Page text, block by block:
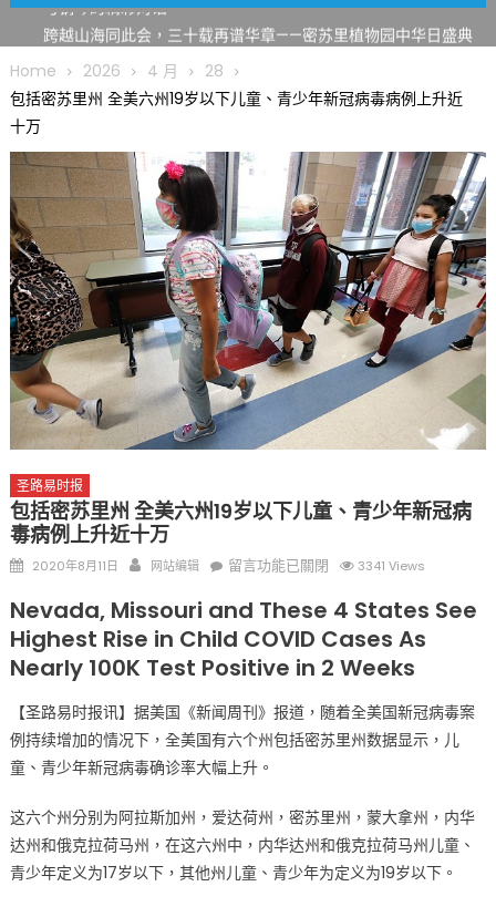
跨越山海同此会，三十载再谱华章——密苏里植物园中华日盛典
圣路易龙舟俱乐部5月16日龙舟体验日 邀请各界亲身体验划行乐
趣 + 水上竞速魅力
执掌密苏里植物园近四十年 致力推动全球植物多样性研究与中美
合作 Peter Raven 博士逝世 享年89岁
一晃三十年，初夏又相逢。中华日，等你来赴约 —— 密苏里植物
园“中华日三十周年特别报道（五）
筝声与琴韵交汇：刘励(Li Statler)与钢琴家Darek演绎一场古筝
与钢琴的精彩对话
Home 2026 4 月
28
包括密苏里州 全美六州19岁以下儿童、青少年新冠病毒病例上升近
十万
圣路易时报
包括密苏里州 全美六州19岁以下儿童、青少年新冠病
毒病例上升近十万
Posted
2020年8月11日 Author
网站编辑
在
括
密
苏
州
全
美
州
19
岁
留言功能已關閉 3341 Views
Nevada, Missouri and These 4 States See
Highest Rise in Child COVID Cases As
Nearly 100K Test Positive in 2 Weeks
【圣路易时报讯】据美国《新闻周刊》报道，随着全美国新冠病毒案
例持续增加的情况下，全美国有六个州包括密苏里州数据显示，儿
童、青少年新冠病毒确诊率大幅上升。
这六个州分别为阿拉斯加州，爱达荷州，密苏里州，蒙大拿州，内华
达州和俄克拉荷马州，在这六州中，内华达州和俄克拉荷马州儿童、
青少年定义为17岁以下，其他州儿童、青少年为定义为19岁以下。